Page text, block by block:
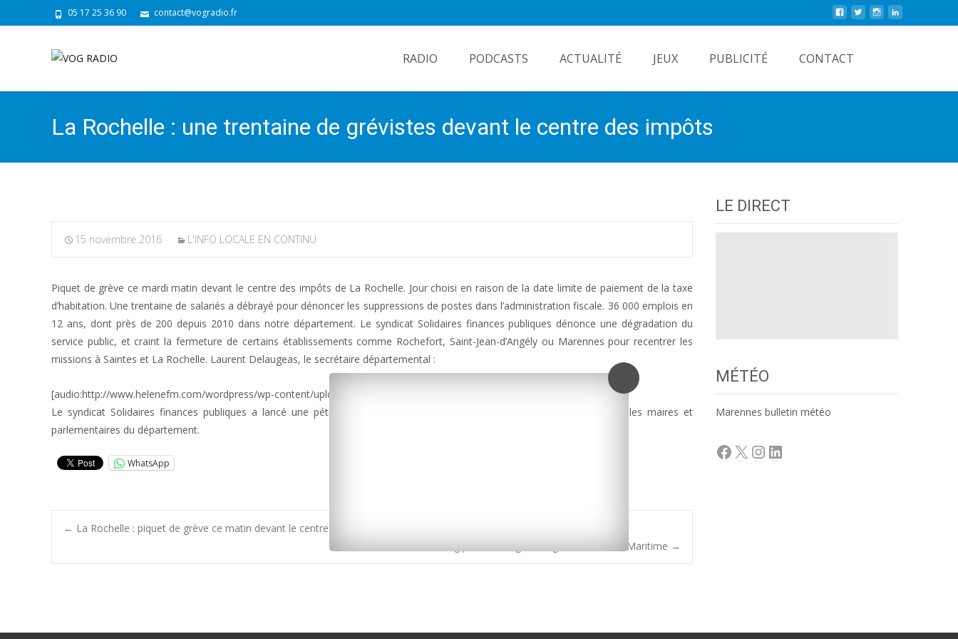
05 17 25 36 90 contact@vogradio.fr
RADIO PODCASTS ACTUALITÉ JEUX PUBLICITÉ CONTACT
La Rochelle : une trentaine de grévistes devant le centre des impôts
15 novembre 2016 L'INFO LOCALE EN CONTINU
Piquet de grève ce mardi matin devant le centre des impôts de La Rochelle. Jour choisi en raison de la date limite de paiement de la taxe
d’habitation. Une trentaine de salariés a débrayé pour dénoncer les suppressions de postes dans l’administration fiscale. 36 000 emplois en
12 ans, dont près de 200 depuis 2010 dans notre département. Le syndicat Solidaires finances publiques dénonce une dégradation du
service public, et craint la fermeture de certains établissements comme Rochefort, Saint-Jean-d’Angély ou Marennes pour recentrer les
missions à Saintes et La Rochelle. Laurent Delaugeas, le secrétaire départemental :
[audio:http://www.helenefm.com/wordpress/wp-content/uploads/2016/11/greve-impots.mp3]
Le syndicat Solidaires finances publiques a lancé une pétition pour mobiliser la population, et a interpellé par courrier les maires et
parlementaires du département.
WhatsApp
Post
← La Rochelle : piquet de grève ce matin devant le centre des impôts de Fétilly
Casting pour un long-métrage en Charente-Maritime →
LE DIRECT
MÉTÉO
Marennes bulletin météo
Facebook
X Instagram
LinkedIn